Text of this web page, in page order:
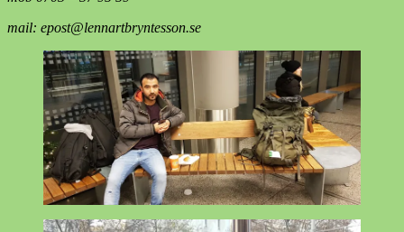
mail: epost@lennartbryntesson.se